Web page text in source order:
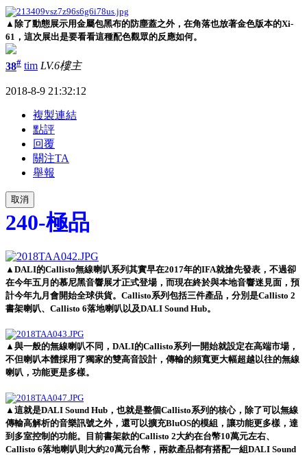
▲除了動態展示用金屬包黑布的防塵蓋之外，在角落也放著金色版本的Xi-
61，這次展出是要看看這種配色觀眾的反應如何。
38# tim LV.6樓主
2018-8-9 21:32:12
複製連結
點評
回覆
關注TA
舉報
取消
240-極品
▲DALI的Callisto無線喇叭系列其實早在2017年的IFA就搶先發表，不過卻
在今年五月的慕尼黑音響展才正式登場，而現在終於與本地音響迷見面，預
計今年九月會開始全球供貨。Callisto系列包括三件產品，分別是Callisto 2
書架喇叭、Callisto 6落地喇叭以及DALI Sound Hub。
▲與一般的無線喇叭不同，DALI的Callisto系列一開始就設定在高端市場，
不但喇叭本體採用了獨家的雙高音設計，傳輸的頻寬更大幅超越以往的無線
喇叭，功能更是多樣。
▲這就是DALI Sound Hub，也就是整個Callisto系列的核心，除了可以無線
傳輸高解析的音樂訊號之外，還可以擴充BluOS的模組，讓功能更多樣，達
到多室控制的功能。目前書架款的Callisto 2大約在台幣10萬元左右、
Callisto 6落地喇叭則大約20萬元台幣，兩款產品都有搭配一組DALI Sound